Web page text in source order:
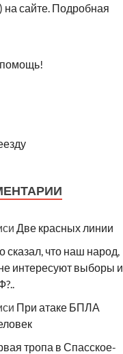
на сайте. Подробная
Две красных линии
сказал, что наш народ,
интересуют выборы и
При атаке БПЛА
тропа в Спасское-